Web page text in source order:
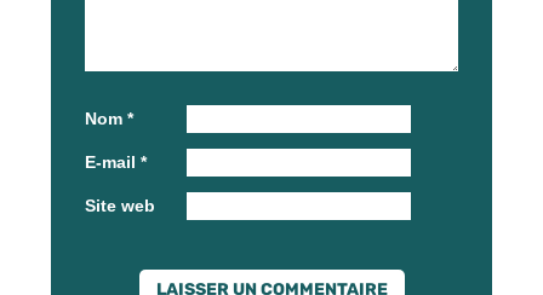
Nom *
E-mail *
Site web